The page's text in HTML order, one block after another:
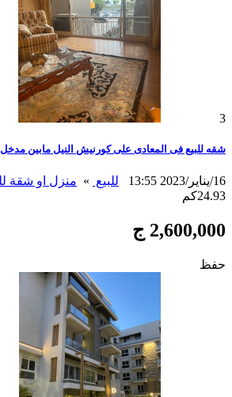
3
شقه للبيع فى المعادى على كورنيش النيل مابين مدخل المعادى 1و
16/يناير/2023 13:55 للبيع » منزل او شقة
24.93كم
2,600,000 ج
حفظ